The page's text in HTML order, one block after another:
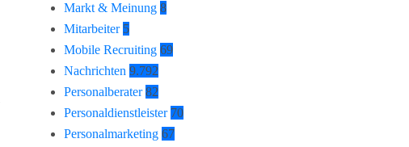
Markt & Meinung 8
Mitarbeiter 5
Mobile Recruiting 69
Nachrichten 9.792
Personalberater 82
Personaldienstleister 70
Personalmarketing 67